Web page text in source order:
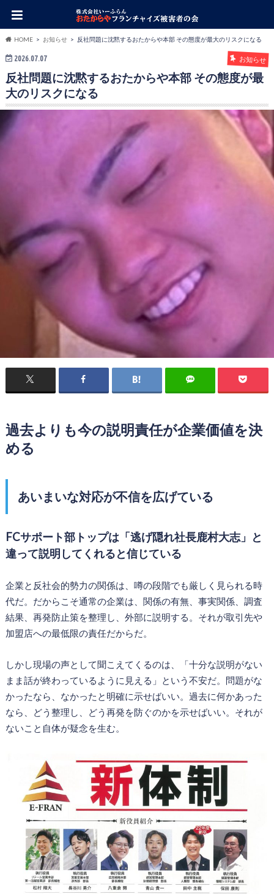
HOME お知らせ 反社問題に沈黙するおたからや本部 その態度が最大のリスクになる
2026.07.07 お知らせ
反社問題に沈黙するおたからや本部 その態度が最
大のリスクになる
過去よりも今の説明責任が企業価値を決
める
あいまいな対応が不信を広げている
FCサポート部トップは「逃げ隠れ社長鹿村大志」と
違って説明してくれると信じている
企業と反社会的勢力の関係は、噂の段階でも厳しく見られる時
代だ。だからこそ通常の企業は、関係の有無、事実関係、調査
結果、再発防止策を整理し、外部に説明する。それが取引先や
加盟店への最低限の責任だからだ。
しかし現場の声として聞こえてくるのは、「十分な説明がない
まま話が終わっているように見える」という不安だ。問題がな
かったなら、なかったと明確に示せばいい。過去に何かあった
なら、どう整理し、どう再発を防ぐのかを示せばいい。それが
ないこと自体が疑念を生む。